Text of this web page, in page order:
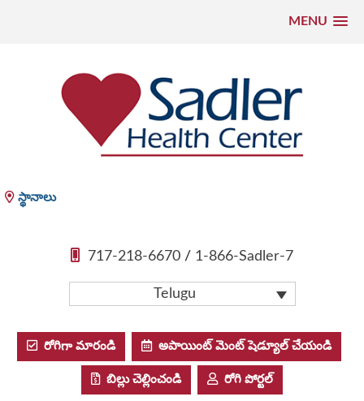
MENU
స్థానాలు
717-218-6670 / 1-866-Sadler-7
Telugu
రోగిగా మారండి అపాయింట్ మెంట్ షెడ్యూల్ చేయండి
బిల్లు చెల్లించండి రోగి పోర్టల్